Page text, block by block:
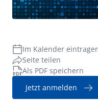
Verwaltungsrecht
Jetzt anmelden
Im Kalender
Seite teilen
Als PDF speichern